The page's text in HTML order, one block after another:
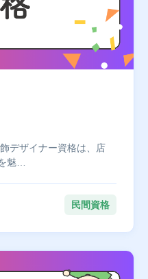
デザイナー資格は、店
魅…
民間資格